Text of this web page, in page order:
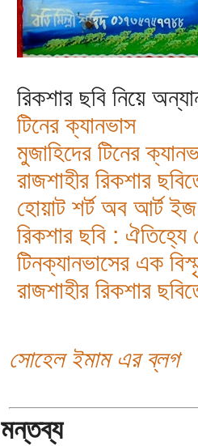
রিকশার ছবি নিয়ে
টিনের ক্যানভাস
মুজাহিদের টিনের
রাজশাহীর রিকশার
হোয়াট শর্ট অব আর্ট
রিকশার ছবি : ঐতিহ্যে
টিনক্যানভাসের এক
রাজশাহীর রিকশার
সোহেল ইমাম এর ব্লগ
মন্তব্য